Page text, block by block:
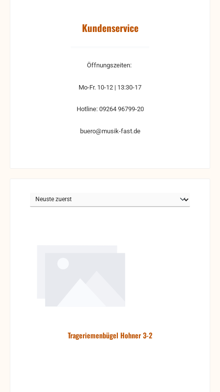
Kundenservice
Öffnungszeiten:
Mo-Fr. 10-12 | 13:30-17
Hotline: 09264 96799-20
buero@musik-fast.de
Trageriemenbügel Hohner 3-2